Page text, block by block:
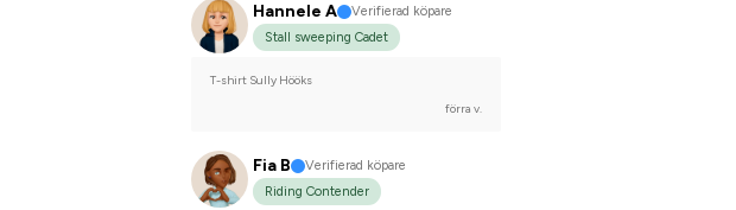
Hannele A
Verifierad köpare
Stall sweeping Cadet
T-shirt Sully Hööks
förra v.
Fia B
Verifierad köpare
Riding Contender